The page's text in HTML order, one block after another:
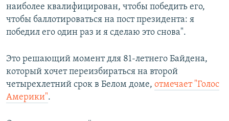
наиболее квалифицирован, чтобы победить его,
чтобы баллотироваться на пост президента: я
победил его один раз и я сделаю это снова".
Это решающий момент для 81-летнего Байдена,
который хочет переизбираться на второй
четырехлетний срок в Белом доме, отмечает "Голос
Америки".